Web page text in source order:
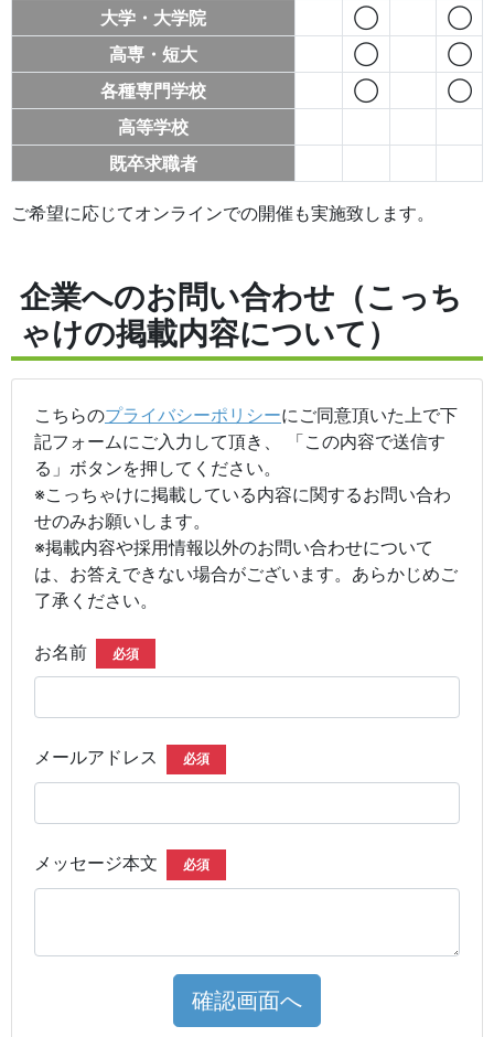
大学・大学院
◯
◯
高専・短大
◯
◯
各種専門学校
◯
◯
高等学校
既卒求職者
ご希望に応じてオンラインでの開催も実施致します。
企業へのお問い合わせ（こっち
ゃけの掲載内容について）
こちらのプライバシーポリシーにご同意頂いた上で下
記フォームにご入力して頂き、 「この内容で送信す
る」ボタンを押してください。
※こっちゃけに掲載している内容に関するお問い合わ
せのみお願いします。
※掲載内容や採用情報以外のお問い合わせについて
は、お答えできない場合がございます。あらかじめご
了承ください。
お名前 必須
メールアドレス 必須
メッセージ本文 必須
確認画面へ